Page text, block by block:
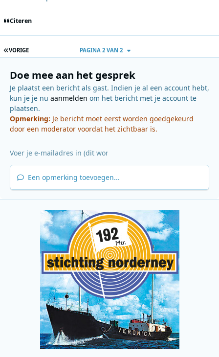
Citeren
EERSTE PAGINA
VORIGE PAGINA 2 VAN 2
Doe mee aan het gesprek
Je plaatst een bericht als gast. Indien je al een account hebt,
kun je je nu aanmelden om het bericht met je account te
plaatsen.
Opmerking: Je bericht moet eerst worden goedgekeurd
door een moderator voordat het zichtbaar is.
Een opmerking toevoegen...